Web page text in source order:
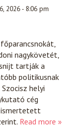
2026 - 8:06 pm
nagykövetét,
tartják a
politikusnak
helyi
cég
Read more »